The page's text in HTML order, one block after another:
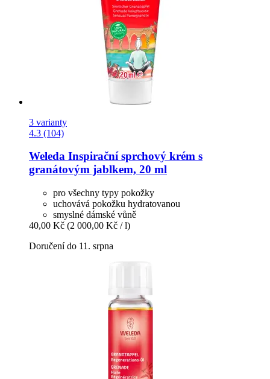
3 varianty
4.3 (104)
Weleda Inspirační sprchový krém s
granátovým jablkem, 20 ml
pro všechny typy pokožky
uchovává pokožku hydratovanou
smyslné dámské vůně
40,00 Kč (2 000,00 Kč / l)
Doručení do 11. srpna